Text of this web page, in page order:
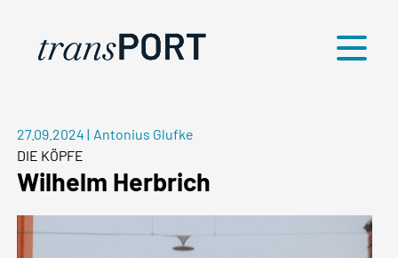
Menü
27.09.2024 | Antonius Glufke
DIE KÖPFE
Wilhelm Herbrich